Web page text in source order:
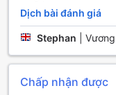
này nằm trong một
xanh tươi và khu
nghỉ thoải mái và
nghiệm nghỉ dưỡng
cấp các dịch vụ và
bơi ngoài trời, giúp
Dịch bài đánh giá
Stephan
Chấp nhận được